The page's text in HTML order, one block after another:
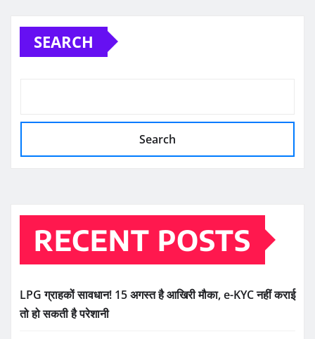
SEARCH
Search
RECENT POSTS
LPG ग्राहकों सावधान! 15 अगस्त है आखिरी मौका, e-KYC नहीं कराई
तो हो सकती है परेशानी